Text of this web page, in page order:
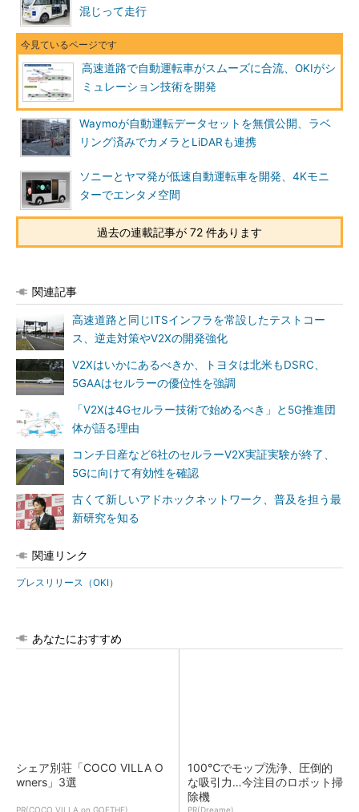
混じって走行
高速道路で自動運転車がスムーズに合流、OKIがシ
ミュレーション技術を開発
Waymoが自動運転データセットを無償公開、ラベ
リング済みでカメラとLiDARも連携
ソニーとヤマ発が低速自動運転車を開発、4Kモニ
ターでエンタメ空間
過去の連載記事が 72 件あります
関連記事
高速道路と同じITSインフラを常設したテストコー
ス、逆走対策やV2Xの開発強化
V2Xはいかにあるべきか、トヨタは北米もDSRC、
5GAAはセルラーの優位性を強調
「V2Xは4Gセルラー技術で始めるべき」と5G推進団
体が語る理由
コンチ日産など6社のセルラーV2X実証実験が終了、
5Gに向けて有効性を確認
古くて新しいアドホックネットワーク、普及を担う最
新研究を知る
関連リンク
プレスリリース（OKI）
あなたにおすすめ
シェア別荘「COCO VILLA O
wners」3選
PR(COCO VILLA on GOETHE)
100℃でモップ洗浄、圧倒的
な吸引力…今注目のロボット掃
除機
PR(Dreame)